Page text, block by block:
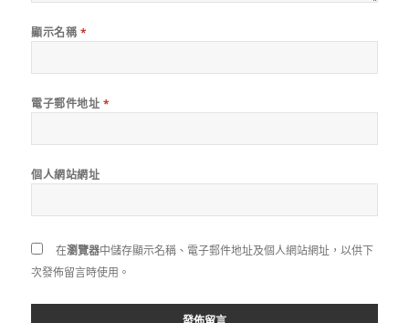
顯示名稱 *
電子郵件地址 *
個人網站網址
在瀏覽器中儲存顯示名稱、電子郵件地址及個人網站網址，以供下
次發佈留言時使用。